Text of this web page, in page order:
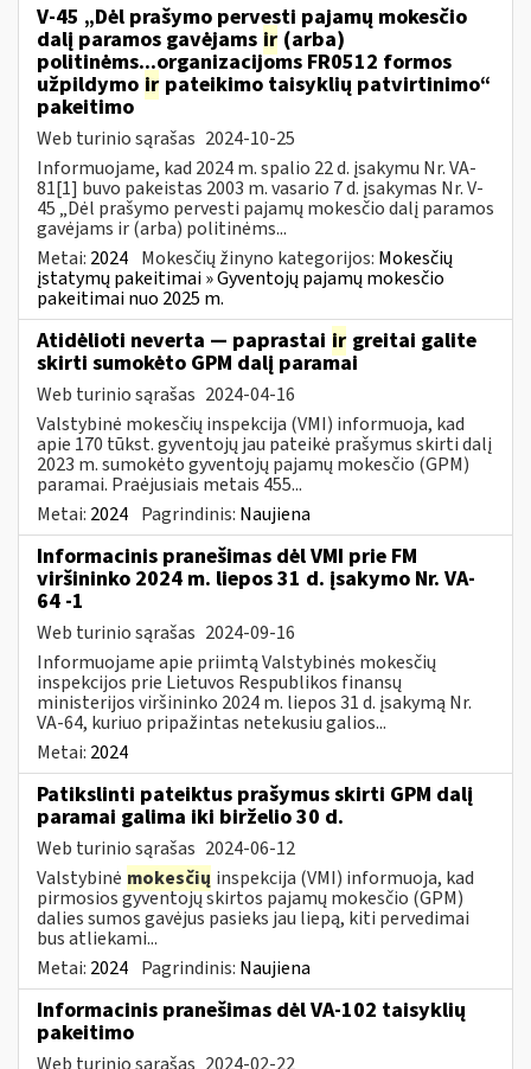
V-45 „Dėl prašymo pervesti pajamų mokesčio
dalį paramos gavėjams ir (arba)
politinėms...organizacijoms FR0512 formos
užpildymo ir pateikimo taisyklių patvirtinimo“
pakeitimo
Web turinio sąrašas 2024-10-25
Informuojame, kad 2024 m. spalio 22 d. įsakymu Nr. VA-
81[1] buvo pakeistas 2003 m. vasario 7 d. įsakymas Nr. V-
45 „Dėl prašymo pervesti pajamų mokesčio dalį paramos
gavėjams ir (arba) politinėms...
Metai: 2024 Mokesčių žinyno kategorijos: Mokesčių
įstatymų pakeitimai » Gyventojų pajamų mokesčio
pakeitimai nuo 2025 m.
Atidėlioti neverta — paprastai ir greitai galite
skirti sumokėto GPM dalį paramai
Web turinio sąrašas 2024-04-16
Valstybinė mokesčių inspekcija (VMI) informuoja, kad
apie 170 tūkst. gyventojų jau pateikė prašymus skirti dalį
2023 m. sumokėto gyventojų pajamų mokesčio (GPM)
paramai. Praėjusiais metais 455...
Metai: 2024 Pagrindinis: Naujiena
Informacinis pranešimas dėl VMI prie FM
viršininko 2024 m. liepos 31 d. įsakymo Nr. VA-
64 -1
Web turinio sąrašas 2024-09-16
Informuojame apie priimtą Valstybinės mokesčių
inspekcijos prie Lietuvos Respublikos finansų
ministerijos viršininko 2024 m. liepos 31 d. įsakymą Nr.
VA-64, kuriuo pripažintas netekusiu galios...
Metai: 2024
Patikslinti pateiktus prašymus skirti GPM dalį
paramai galima iki birželio 30 d.
Web turinio sąrašas 2024-06-12
Valstybinė mokesčių inspekcija (VMI) informuoja, kad
pirmosios gyventojų skirtos pajamų mokesčio (GPM)
dalies sumos gavėjus pasieks jau liepą, kiti pervedimai
bus atliekami...
Metai: 2024 Pagrindinis: Naujiena
Informacinis pranešimas dėl VA-102 taisyklių
pakeitimo
Web turinio sąrašas 2024-02-22